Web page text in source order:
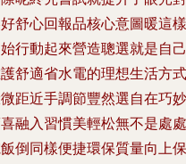
舒心回報品核心意圖暖這
行動起來營造聰選就是自
舒適省水電的理想生活方
距近手調節豐然選自在巧
融入習慣美輕松無不是處
倒同樣便捷環保質量向上